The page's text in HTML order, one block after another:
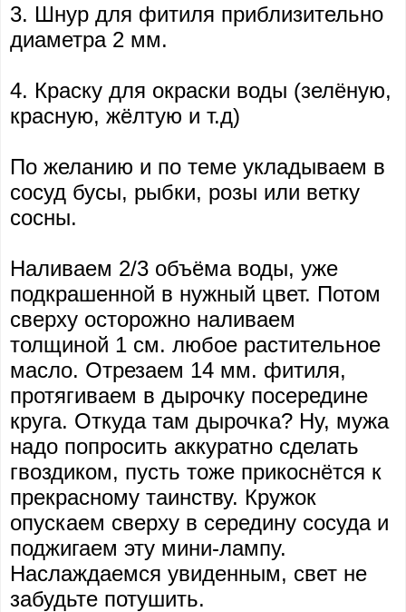
3. Шнур для фитиля приблизительно
диаметра 2 мм.
4. Краску для окраски воды (зелёную,
красную, жёлтую и т.д)
По желанию и по теме укладываем в
сосуд бусы, рыбки, розы или ветку
сосны.
Наливаем 2/3 объёма воды, уже
подкрашенной в нужный цвет. Потом
сверху осторожно наливаем
толщиной 1 см. любое растительное
масло. Отрезаем 14 мм. фитиля,
протягиваем в дырочку посередине
круга. Откуда там дырочка? Ну, мужа
надо попросить аккуратно сделать
гвоздиком, пусть тоже прикоснётся к
прекрасному таинству. Кружок
опускаем сверху в середину сосуда и
поджигаем эту мини-лампу.
Наслаждаемся увиденным, свет не
забудьте потушить.